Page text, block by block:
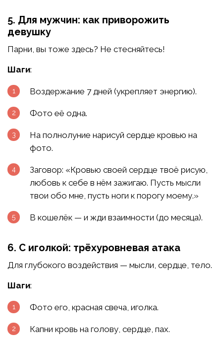
5. Для мужчин: как приворожить
девушку
Парни, вы тоже здесь? Не стесняйтесь!
Шаги:
Воздержание 7 дней (укрепляет энергию).
Фото её одна.
На полнолуние нарисуй сердце кровью на
фото.
Заговор: «Кровью своей сердце твоё рисую,
любовь к себе в нём зажигаю. Пусть мысли
твои обо мне, пусть ноги к порогу моему.»
В кошелёк — и жди взаимности (до месяца).
6. С иголкой: трёхуровневая атака
Для глубокого воздействия — мысли, сердце, тело.
Шаги:
Фото его, красная свеча, иголка.
Капни кровь на голову, сердце, пах.